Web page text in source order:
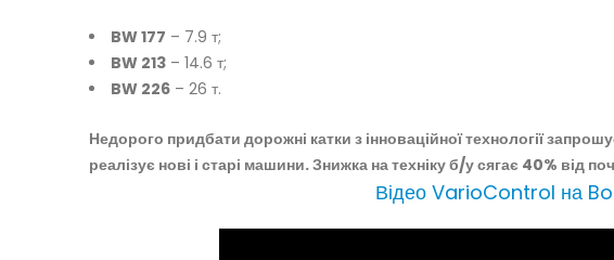
BW 177 – 7.9 т;
BW 213 – 14.6 т;
BW 226 – 26 т.
Недорого придбати дорожні катки з інноваційної технології
реалізує нові і старі машини. Знижка на техніку б/у сягає 40% від
Відео VarioControl на